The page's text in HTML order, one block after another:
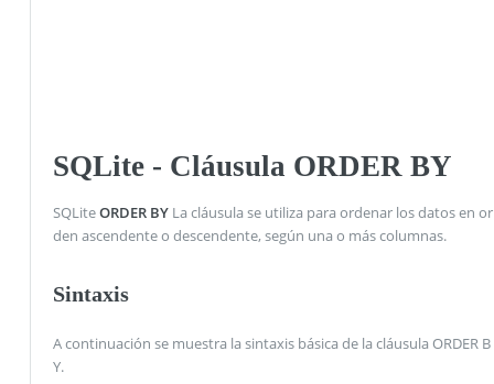
SQLite - Cláusula ORDER BY
SQLiteORDER BYLa cláusula se utiliza para ordenar los datos en or
den ascendente o descendente, según una o más columnas.
Sintaxis
A continuación se muestra la sintaxis básica de la cláusula ORDER B
Y.